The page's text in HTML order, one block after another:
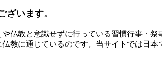
ざいます。
仏教と意識せずに行っている習慣行事・
教に通じているのです。当サイトでは日